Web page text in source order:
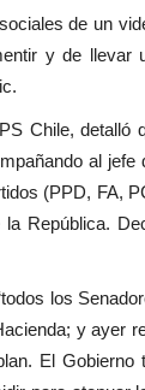
de un
y de llevar
Chile,
al
(PPD, FA,
la República.
los
y ayer
El Gobierno
298
ante...